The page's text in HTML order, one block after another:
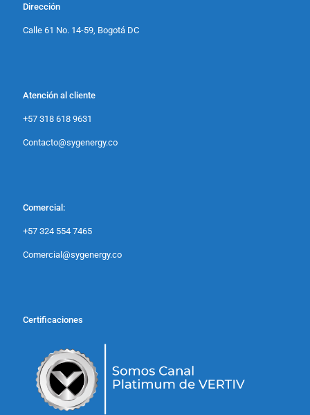
Dirección
Calle 61 No. 14-59, Bogotá DC
Atención al cliente
+57 318 618 9631
Contacto@sygenergy.co
Comercial:
+57 324 554 7465
Comercial@sygenergy.co
Certificaciones